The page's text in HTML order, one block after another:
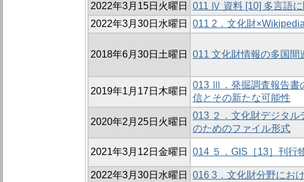
2022年3月15日火曜日 011 Ⅳ 資料 [10] 多言語に
2022年3月30日水曜日
011 2．文化財
2018年6月30日土曜日 011 文化財情報の多国間
2019年1月17日木曜日
013 Ⅲ．発掘調査報告書
信とその新たな可能性
2020年2月25日火曜日
013 ２．文化財デジタル
のためのファイル形式
2021年3月12日金曜日 014 ５．GIS［13］刊行
2022年3月30日水曜日
016 3．文化財分野にお